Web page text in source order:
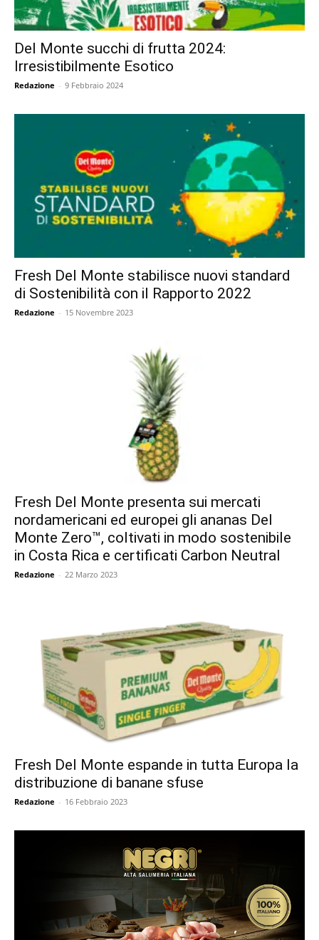
Del Monte succhi di frutta 2024:
Irresistibilmente Esotico
Redazione - 9 Febbraio 2024
Fresh Del Monte stabilisce nuovi standard
di Sostenibilità con il Rapporto 2022
Redazione - 15 Novembre 2023
Fresh Del Monte presenta sui mercati
nordamericani ed europei gli ananas Del
Monte Zero™, coltivati in modo sostenibile
in Costa Rica e certificati Carbon Neutral
Redazione - 22 Marzo 2023
Fresh Del Monte espande in tutta Europa la
distribuzione di banane sfuse
Redazione - 16 Febbraio 2023